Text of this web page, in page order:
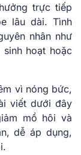
trực tiếp
lâu dài. Tình
nhân như
hoạt hoặc
vì nóng bức,
viết dưới đây
mồ hôi và
dễ áp dụng,